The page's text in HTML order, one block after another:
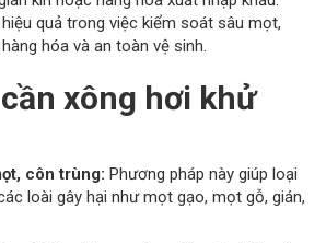
quả trong việc kiểm soát sâu mọt,
hóa và an toàn vệ sinh.
xông hơi khử
côn trùng: Phương pháp này giúp loại
loài gây hại như mọt gạo, mọt gỗ, gián,